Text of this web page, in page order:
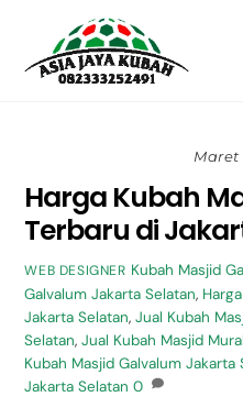
content
Maret
Harga Kubah
Terbaru di
WEB DESIGNER Kubah Masjid
Galvalum Jakarta Selatan,
Jakarta Selatan,Jual Kubah
Selatan,Jual Kubah Masjid
Kubah Masjid Galvalum Jakarta
Jakarta Selatan 0